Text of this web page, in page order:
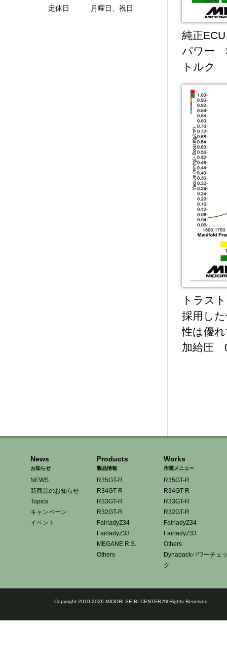
純正
パワー
トル
トラス
採用し
性は優
加給圧
定休日 月曜日、祝日
News
お知らせ
NEWS
新商品のお知らせ
Topics
キャンペーン
イベント
Products
製品情報
R35GT-R
R34GT-R
R33GT-R
R32GT-R
FairladyZ34
FairladyZ33
MEGANE R.S.
Others
Works
作業メニュー
R35GT-R
R34GT-R
R33GT-R
R32GT-R
FairladyZ34
FairladyZ33
Others
Dynapackパワーチェ
ク
Copyright 2010-2026 MIDORI SEIBI CENTER All Rights Reserved.